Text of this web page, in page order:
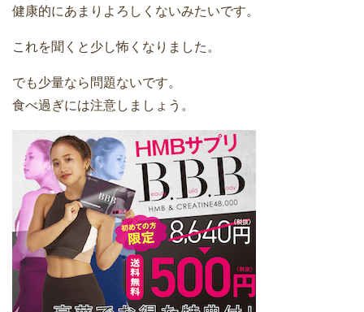
健康的にあまりよろしくないみたいです。
これを聞くと少し怖くなりました。
でも少量なら問題ないです。
食べ過ぎには注意しましょう。